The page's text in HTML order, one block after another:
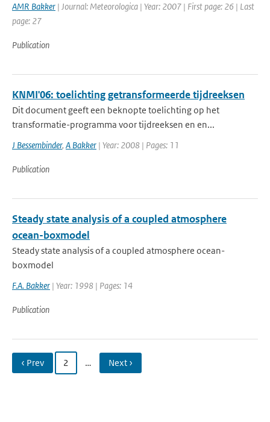
AMR Bakker | Journal: Meteorologica | Year: 2007 | First page: 26 | Last
page: 27
Publication
KNMI'06: toelichting getransformeerde tijdreeksen
Dit document geeft een beknopte toelichting op het
transformatie-programma voor tijdreeksen en en...
J Bessembinder, A Bakker | Year: 2008 | Pages: 11
Publication
Steady state analysis of a coupled atmosphere
ocean-boxmodel
Steady state analysis of a coupled atmosphere ocean-
boxmodel
F.A. Bakker | Year: 1998 | Pages: 14
Publication
‹ Prev 2 … Next ›